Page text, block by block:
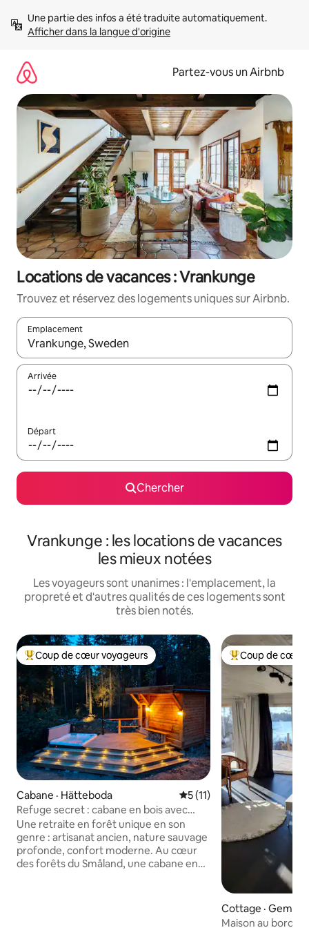
directement
Afficher dans la langue d'origine
Partez-vous un Airbnb
Locations de vacances : Vrankunge
Trouvez et réservez des logements uniques sur Airbnb.
Emplacement
Quand les résultats sont affichés, parcourez-les en utilisant
Arrivée
Départ
Chercher
Vrankunge : les locations de vacances
les mieux notées
Les voyageurs sont unanimes : l'emplacement, la
propreté et d'autres qualités de ces logements sont
très bien notés.
Coup de cœur voyageurs parmi les plus aimés
Coup de cœur voyageurs
Cabane · Hätteboda Note moyenne de 5 sur 5,
5 (11)
Refuge secret : cabane en bois avec
sauna et spa extérieur
Une retraite en forêt unique en son
genre : artisanat ancien, nature sauvage
profonde, confort moderne. Au cœur
des forêts du Småland, une cabane en
Coup de cœur
Coup de cœur
Cottage · Gemla
Maison au bord